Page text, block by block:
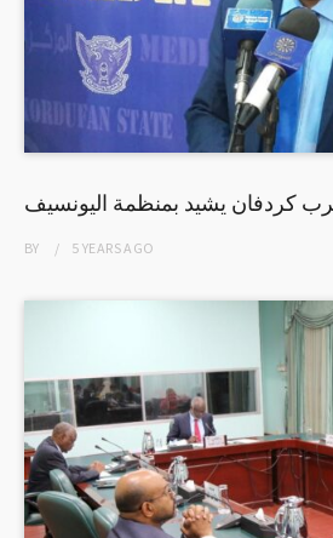
كردفان يشيد بمنظمة اليونسيف
BY 5 YEARSAGO